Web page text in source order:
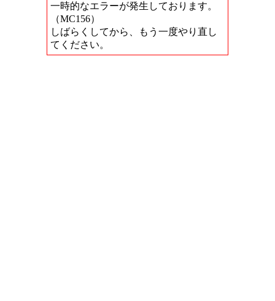
一時的なエラーが発生しております。
（MC156）
しばらくしてから、もう一度やり直し
てください。